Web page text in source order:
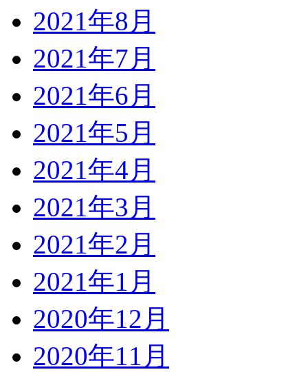
2021年8月
2021年7月
2021年6月
2021年5月
2021年4月
2021年3月
2021年2月
2021年1月
2020年12月
2020年11月